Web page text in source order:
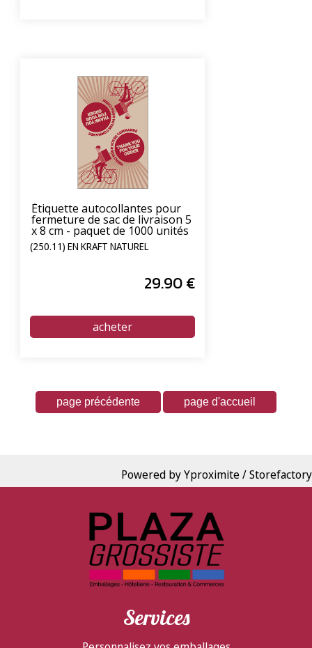
Étiquette autocollantes pour
fermeture de sac de livraison 5
x 8 cm - paquet de 1000 unités
(250.11) EN KRAFT NATUREL
29.90€
Powered by Yproximite / Storefactory
Services